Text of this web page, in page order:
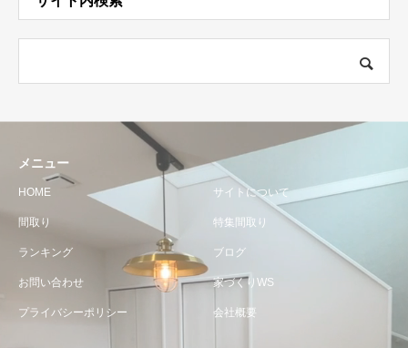
メニュー
HOME サイトについて
間取り 特集間取り
ランキング ブログ
お問い合わせ 家づくりWS
プライバシーポリシー 会社概要